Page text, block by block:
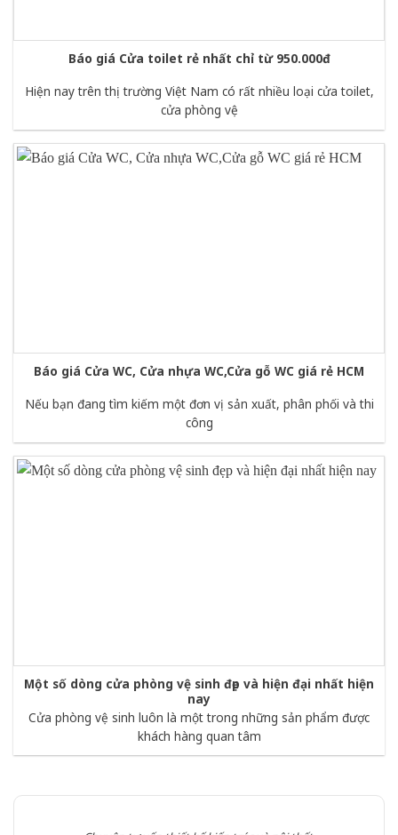
Báo giá Cửa toilet rẻ nhất chỉ từ 950.000đ
Hiện nay trên thị trường Việt Nam có rất nhiều loại cửa toilet,
cửa phòng vệ
Báo giá Cửa WC, Cửa nhựa WC,Cửa gỗ WC giá rẻ HCM
Nếu bạn đang tìm kiếm một đơn vị sản xuất, phân phối và thi
công
Một số dòng cửa phòng vệ sinh đẹp và hiện đại nhất hiện
nay
Cửa phòng vệ sinh luôn là một trong những sản phẩm được
khách hàng quan tâm